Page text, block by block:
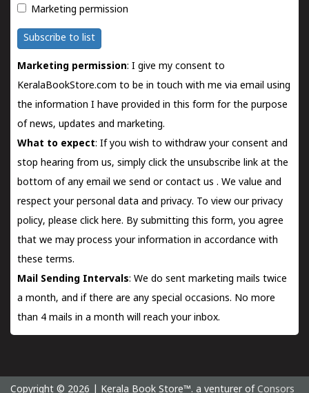
Marketing permission
Subscribe to list
Marketing permission: I give my consent to
KeralaBookStore.com to be in touch with me via email using
the information I have provided in this form for the purpose
of news, updates and marketing.
What to expect: If you wish to withdraw your consent and
stop hearing from us, simply click the unsubscribe link at the
bottom of any email we send orcontact us . We value and
respect your personal data and privacy. To view our privacy
policy, please click here. By submitting this form, you agree
that we may process your information in accordance with
these terms.
Mail Sending Intervals: We do sent marketing mails twice
a month, and if there are any special occasions. No more
than 4 mails in a month will reach your inbox.
Copyright © 2026 | Kerala Book Store™. a venturer of Consors